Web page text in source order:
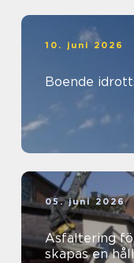
10. juni 2026
Boende
05. juni 2026
Asfaltering
skapas en